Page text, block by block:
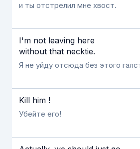
и ты отстрелил мне хвост.
I'm not leaving here
without that necktie.
Я не уйду отсюда без этого
Kill him !
Убейте его!